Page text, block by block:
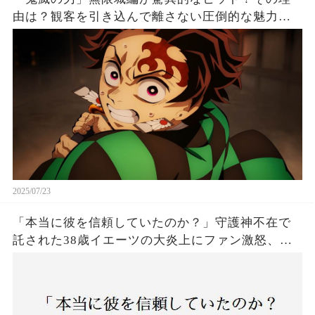
由は？観客を引き込んで離さない圧倒的な魅力と
2025/07/23
「本当に彼を信頼していたのか？」守護神不在で
託された38歳イエーツの大炎上にファン激怒、ド